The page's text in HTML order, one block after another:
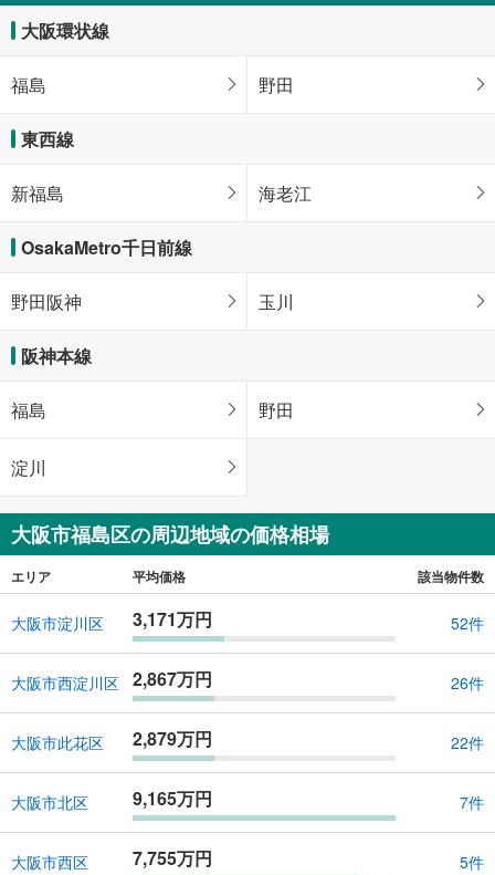
大阪環状線
福島 野田
東西線
新福島 海老江
OsakaMetro千日前線
野田阪神 玉川
阪神本線
福島 野田
淀川
大阪市福島区の周辺地域の価格相場
エリア 平均価格 該当物件数
大阪市淀川区 3,171万円 52件
大阪市西淀川区 2,867万円 26件
大阪市此花区 2,879万円 22件
大阪市北区 9,165万円 7件
大阪市西区 7,755万円 5件